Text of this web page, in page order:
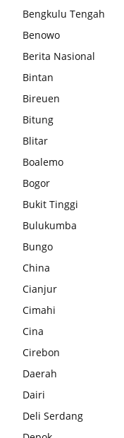
Bengkulu Tengah
Benowo
Berita Nasional
Bintan
Bireuen
Bitung
Blitar
Boalemo
Bogor
Bukit Tinggi
Bulukumba
Bungo
China
Cianjur
Cimahi
Cina
Cirebon
Daerah
Dairi
Deli Serdang